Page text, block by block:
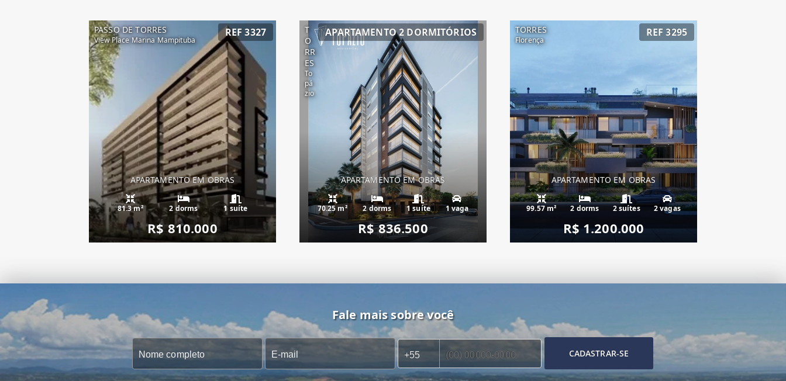
PASSO DE TORRES
View Place Marina Mampituba
REF 3327
APARTAMENTO EM OBRAS
81.3 m² 2 dorms 1 suíte
R$ 810.000
T
O
RR
ES
To
pá
zio
APARTAMENTO 2 DORMITÓRIOS
APARTAMENTO EM OBRAS
70.25 m² 2 dorms 1 suíte 1 vaga
R$ 836.500
TORRES
Florença
REF 3295
APARTAMENTO EM OBRAS
99.57 m² 2 dorms 2 suítes 2 vagas
R$ 1.200.000
Fale mais sobre você
CADASTRAR-SE